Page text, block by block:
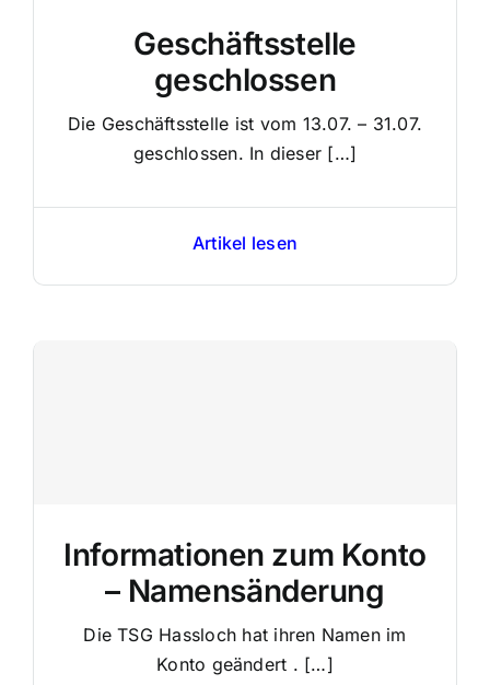
Geschäftsstelle
geschlossen
Die Geschäftsstelle ist vom 13.07. – 31.07.
geschlossen. In dieser […]
Artikel lesen
Informationen zum Konto
– Namensänderung
Die TSG Hassloch hat ihren Namen im
Konto geändert . […]